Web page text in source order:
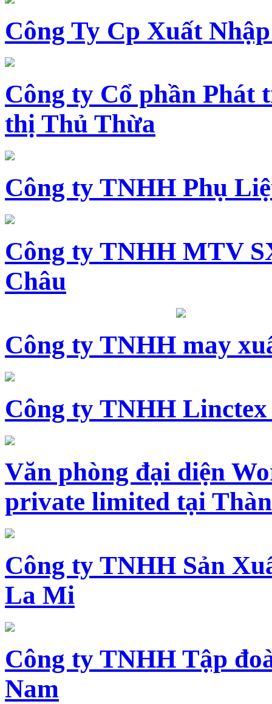
Công Ty Cp Xuất
Công ty Cổ phần Phát
thị Thủ Thừa
Công ty TNHH Phụ
Công ty TNHH MTV
Châu
Công ty TNHH may
Công ty TNHH Linctex
Văn phòng đại diện
private limited tại
Công ty TNHH Sản
La Mi
Công ty TNHH Tập
Nam